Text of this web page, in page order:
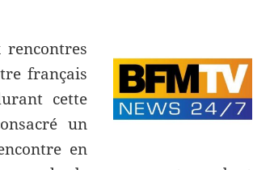
français
cette
un
en